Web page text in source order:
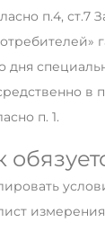
п.4, ст.7
дня
в
п. 1.